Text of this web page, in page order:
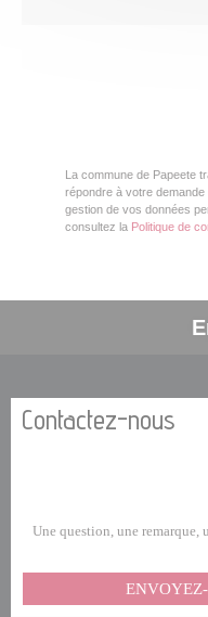
La commune de Papeete
répondre à votre demande
gestion de vos données
consultez la Politique de
Contactez-nous
Une question, une remarque,